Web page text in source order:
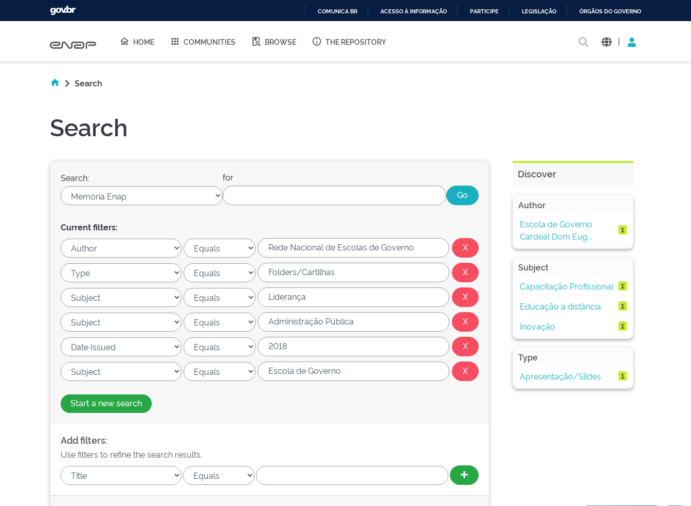
O
COMUNICA BR ACESSO À INFORMAÇÃO PARTICIPE LEGISLAÇÃO ÓRGÃOS DO GOVERNO
HOME COMMUNITIES BROWSE THE REPOSITORY |
Search
Search
Search: for
Current filters:
Start a new search
Add filters:
Use filters to refine the search results.
Discover
Author
Escola de Governo
Cardeal Dom Eug...
1
Subject
Capacitação Profissional
1
Educação à distância 1
Inovação 1
Type
Apresentação/Slides
1